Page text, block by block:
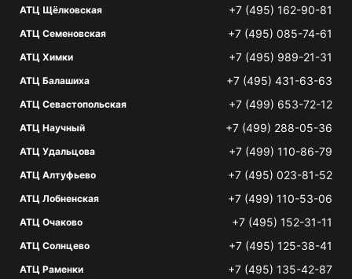
АТЦ Щёлковская +7 (495) 162-90-81
АТЦ Семеновская +7 (495) 085-74-61
АТЦ Химки +7 (495) 989-21-31
АТЦ Балашиха +7 (495) 431-63-63
АТЦ Севастопольская +7 (499) 653-72-12
АТЦ Научный +7 (499) 288-05-36
АТЦ Удальцова +7 (499) 110-86-79
АТЦ Алтуфьево +7 (495) 023-81-52
АТЦ Лобненская +7 (499) 110-53-06
АТЦ Очаково +7 (495) 152-31-11
АТЦ Солнцево +7 (495) 125-38-41
АТЦ Раменки +7 (495) 135-42-87